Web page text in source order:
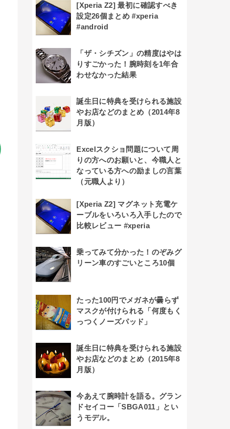
[Xperia Z2] 最初に確認すべき
設定26個まとめ #xperia
#android
「ザ・シチズン」の精度はやは
りすごかった！腕時刻を1年合
わせなかった結果
誕生日に特典を受けられる施設
やお店などのまとめ（2014年8
月版）
Excelスクショ問題について周
りの方へのお願いと、今職人と
なっている方への励ましの言葉
（元職人より）
[Xperia Z2] マグネット充電ケ
ーブルをいろいろ入手したので
比較レビュー #xperia
乗ってみて分かった！のぞみグ
リーン車のすごいところ10個
たった100円でメガネが曇らず
マスクが付けられる「何度もく
っつくノーズパッド」
誕生日に特典を受けられる施設
やお店などのまとめ（2015年8
月版）
今あえて腕時計を語る。グラン
ドセイコー「SBGA011」とい
うモデル。